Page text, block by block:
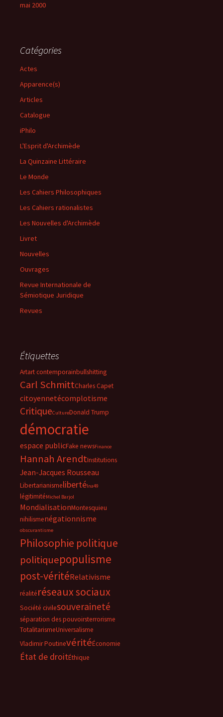
mai 2000
Catégories
Actes
Apparence(s)
Articles
Catalogue
iPhilo
L'Esprit d'Archimède
La Quinzaine Littéraire
Le Monde
Les Cahiers Philosophiques
Les Cahiers rationalistes
Les Nouvelles d'Archimède
Livret
Nouvelles
Ouvrages
Revue Internationale de
Sémiotique Juridique
Revues
Étiquettes
Artart contemporainbullshitting
Carl SchmittCharles Capet
citoyennetécomplotisme
CritiqueCultureDonald Trump
démocratie
espace publicFake newsFinance
Hannah ArendtInstitutions
Jean-Jacques Rousseau
Libertarianismelibertélna49
légitimitéMichel Barjol
MondialisationMontesquieu
nihilismenégationnisme
obscurantisme
Philosophie politique
politiquepopulisme
post-véritéRelativisme
réalitéréseaux sociaux
Société civilesouveraineté
séparation des pouvoirsterrorisme
TotalitarismeUniversalisme
Vladimir PoutinevéritéÉconomie
État de droitÉthique